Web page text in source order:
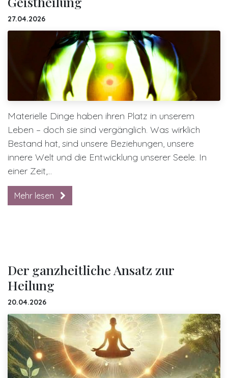
27.04.2026
Materielle Dinge haben ihren Platz in unserem
Leben – doch sie sind vergänglich. Was wirklich
Bestand hat, sind unsere Beziehungen, unsere
innere Welt und die Entwicklung unserer Seele. In
einer Zeit,...
Mehr lesen
Der ganzheitliche Ansatz zur
Heilung
20.04.2026